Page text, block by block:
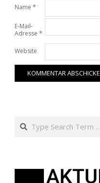
Name *
E-Mail-
Adresse *
Website
Search